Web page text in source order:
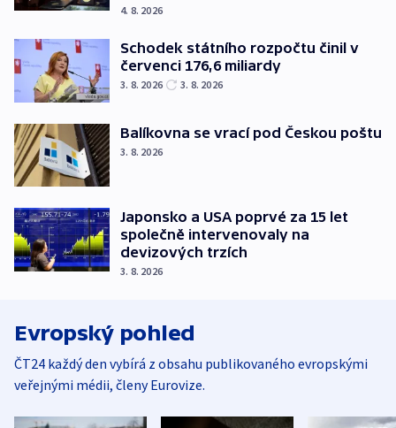
4. 8. 2026
Schodek státního rozpočtu činil v
červenci 176,6 miliardy
3. 8. 2026 3. 8. 2026
Balíkovna se vrací pod Českou poštu
3. 8. 2026
Japonsko a USA poprvé za 15 let
společně intervenovaly na
devizových trzích
3. 8. 2026
Evropský pohled
ČT24 každý den vybírá z obsahu publikovaného evropskými
veřejnými médii, členy Eurovize.